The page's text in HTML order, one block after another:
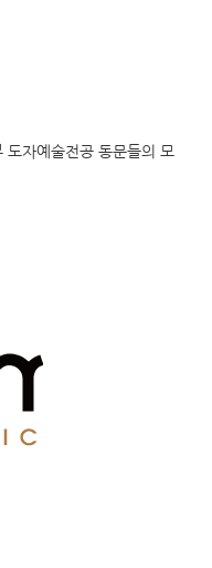
도자예술전공 동문들의 모